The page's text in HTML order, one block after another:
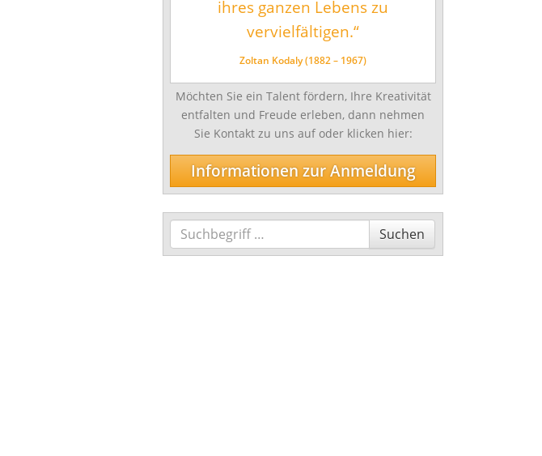
ihres ganzen Lebens zu
vervielfältigen.“
Zoltan Kodaly (1882 – 1967)
Möchten Sie ein Talent fördern, Ihre Kreativität
entfalten und Freude erleben, dann nehmen
Sie Kontakt zu uns auf oder klicken hier:
Informationen zur Anmeldung
Suchen
Suchen